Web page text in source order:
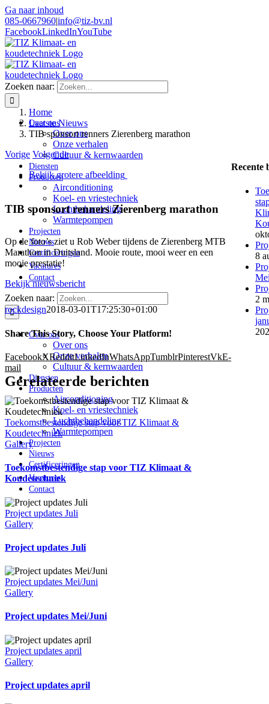
Ga naar inhoud
085-0667960|info@tiz-bv.nl
FacebookLinkedInYouTube
Zoeken naar:
Over ons
Over ons
Onze verhalen
Cultuur & kernwaarden
Diensten
Producten
Airconditioning
Koel- en vriestechniek
Luchtbehandeling
Warmtepompen
Projecten
Nieuws
Certificeringen
Vacatures
Contact
Zoeken naar:
Over ons
Over ons
Onze verhalen
Cultuur & kernwaarden
Diensten
Producten
Airconditioning
Koel- en vriestechniek
Luchtbehandeling
Warmtepompen
Projecten
Nieuws
Certificeringen
Vacatures
Contact
Home
Laatste Nieuws
TIB sponsort renners Zierenberg marathon
Vorige Volgende
Bekijk grotere afbeelding
TIB sponsort renners Zierenberg marathon
Op de foto’s ziet u Rob Weber tijdens de Zierenberg MTB
Marathon in Duitsland. Mooie route, mooi weer en een
mooie prestatie!
Bekijk nieuwsbericht
rockdesign2018-03-01T17:25:30+01:00
Share This Story, Choose Your Platform!
FacebookXRedditLinkedInWhatsAppTumblrPinterestVkE-
mail
Gerelateerde berichten
Toekomstbestendige stap voor TIZ Klimaat &
Koudetechniek
Gallery
Toekomstbestendige stap voor TIZ Klimaat &
Koudetechniek
Project updates Juli
Gallery
Project updates Juli
Project updates Mei/Juni
Gallery
Project updates Mei/Juni
Project updates april
Gallery
Project updates april
Recente
8
2